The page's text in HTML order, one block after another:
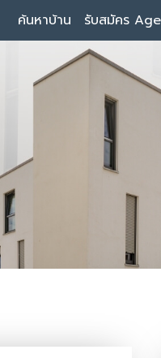
ค้นหาบ้าน รับสมัคร